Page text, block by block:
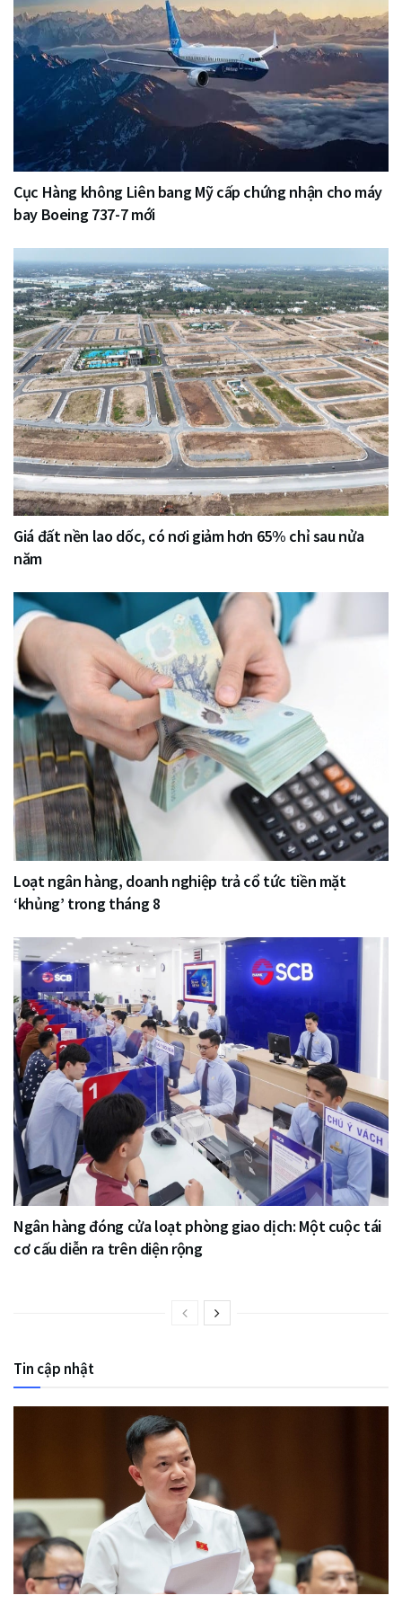
Cục Hàng không Liên bang Mỹ cấp chứng nhận cho máy
bay Boeing 737-7 mới
Giá đất nền lao dốc, có nơi giảm hơn 65% chỉ sau nửa
năm
Loạt ngân hàng, doanh nghiệp trả cổ tức tiền mặt
‘khủng’ trong tháng 8
Ngân hàng đóng cửa loạt phòng giao dịch: Một cuộc tái
cơ cấu diễn ra trên diện rộng
Tin cập nhật